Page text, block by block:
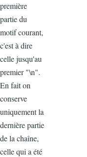
première
partie du
motif courant,
c'est à dire
celle jusqu'au
premier "\n".
En fait on
conserve
uniquement la
dernière partie
de la chaîne,
celle qui a été